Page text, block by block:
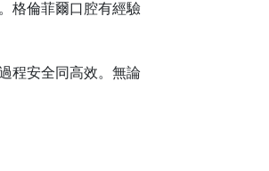
格倫菲爾口腔有經驗
程安全同高效。無論